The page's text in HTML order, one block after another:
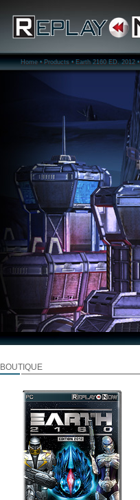
Home • Products • Earth 2160 ED. 2012 •
BOUTIQUE